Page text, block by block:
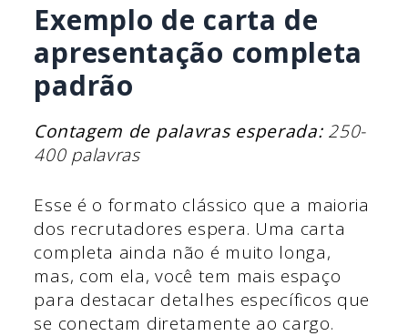
Exemplo de carta de
apresentação completa
padrão
Contagem de palavras esperada: 250-
400 palavras
Esse é o formato clássico que a maioria
dos recrutadores espera. Uma carta
completa ainda não é muito longa,
mas, com ela, você tem mais espaço
para destacar detalhes específicos que
se conectam diretamente ao cargo.